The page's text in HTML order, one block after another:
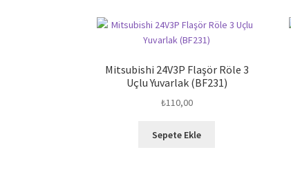
Mitsubishi 24V3P Flaşör Röle 3
Uçlu Yuvarlak (BF231)
₺110,00
Sepete Ekle